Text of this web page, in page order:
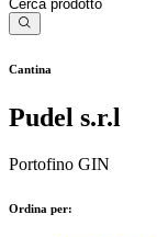
Cantina
Pudel s.r.l
Portofino GIN
Ordina per: